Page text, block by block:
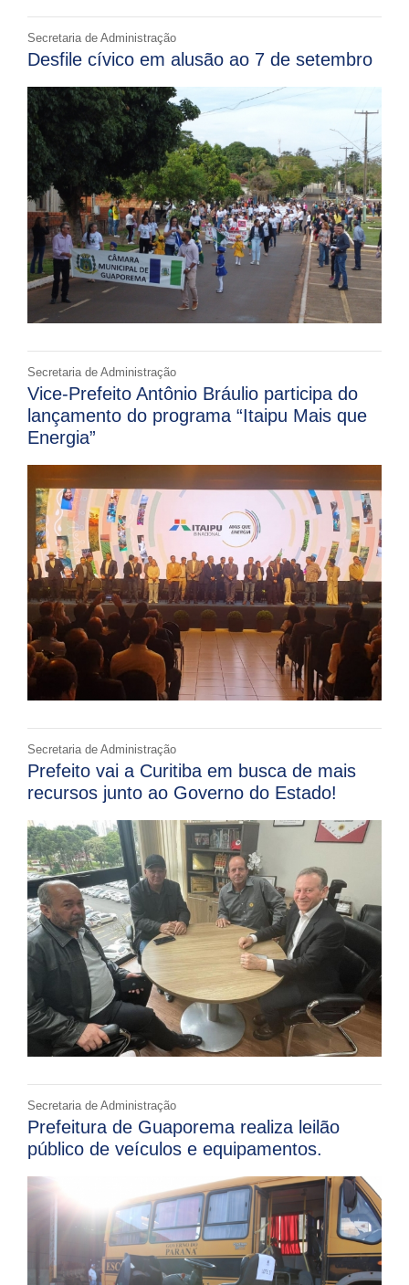
Secretaria de Administração
Desfile cívico em alusão ao 7 de setembro
Secretaria de Administração
Vice-Prefeito Antônio Bráulio participa do
lançamento do programa “Itaipu Mais que
Energia”
Secretaria de Administração
Prefeito vai a Curitiba em busca de mais
recursos junto ao Governo do Estado!
Secretaria de Administração
Prefeitura de Guaporema realiza leilão
público de veículos e equipamentos.